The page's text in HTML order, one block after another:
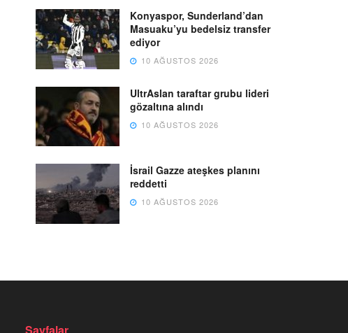
Konyaspor, Sunderland’dan
Masuaku’yu bedelsiz transfer
ediyor
10 AĞUSTOS 2026
UltrAslan taraftar grubu lideri
gözaltına alındı
10 AĞUSTOS 2026
İsrail Gazze ateşkes planını
reddetti
10 AĞUSTOS 2026